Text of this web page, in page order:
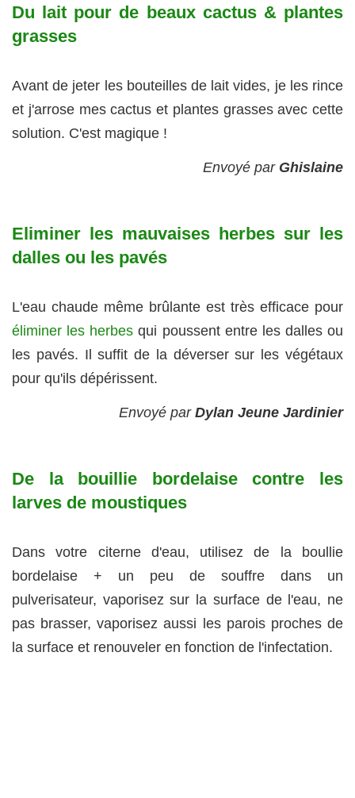
Du lait pour de beaux cactus & plantes
grasses
Avant de jeter les bouteilles de lait vides, je les rince
et j'arrose mes cactus et plantes grasses avec cette
solution. C'est magique !
Envoyé par Ghislaine
Eliminer les mauvaises herbes sur les
dalles ou les pavés
L'eau chaude même brûlante est très efficace pour
éliminer les herbes qui poussent entre les dalles ou
les pavés. Il suffit de la déverser sur les végétaux
pour qu'ils dépérissent.
Envoyé par Dylan Jeune Jardinier
De la bouillie bordelaise contre les
larves de moustiques
Dans votre citerne d'eau, utilisez de la boullie
bordelaise + un peu de souffre dans un
pulverisateur, vaporisez sur la surface de l'eau, ne
pas brasser, vaporisez aussi les parois proches de
la surface et renouveler en fonction de l'infectation.